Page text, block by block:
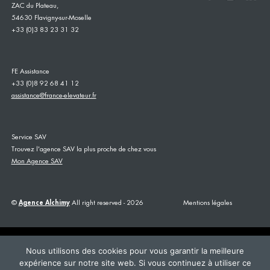
ZAC du Plateau,
54630 Flavigny-sur-Moselle
+33 (0)3 83 23 31 32
FE Assistance
+33 (0)8 92 68 41 12
assistance@france-elevateur.fr
Service SAV
Trouvez l'agence SAV la plus proche de chez vous
Mon Agence SAV
© Agence AlchimyAll right reserved - 2026 Mentions légales
Nous utilisons des cookies pour vous garantir la meilleure
expérience sur notre site web. Si vous continuez à utiliser ce